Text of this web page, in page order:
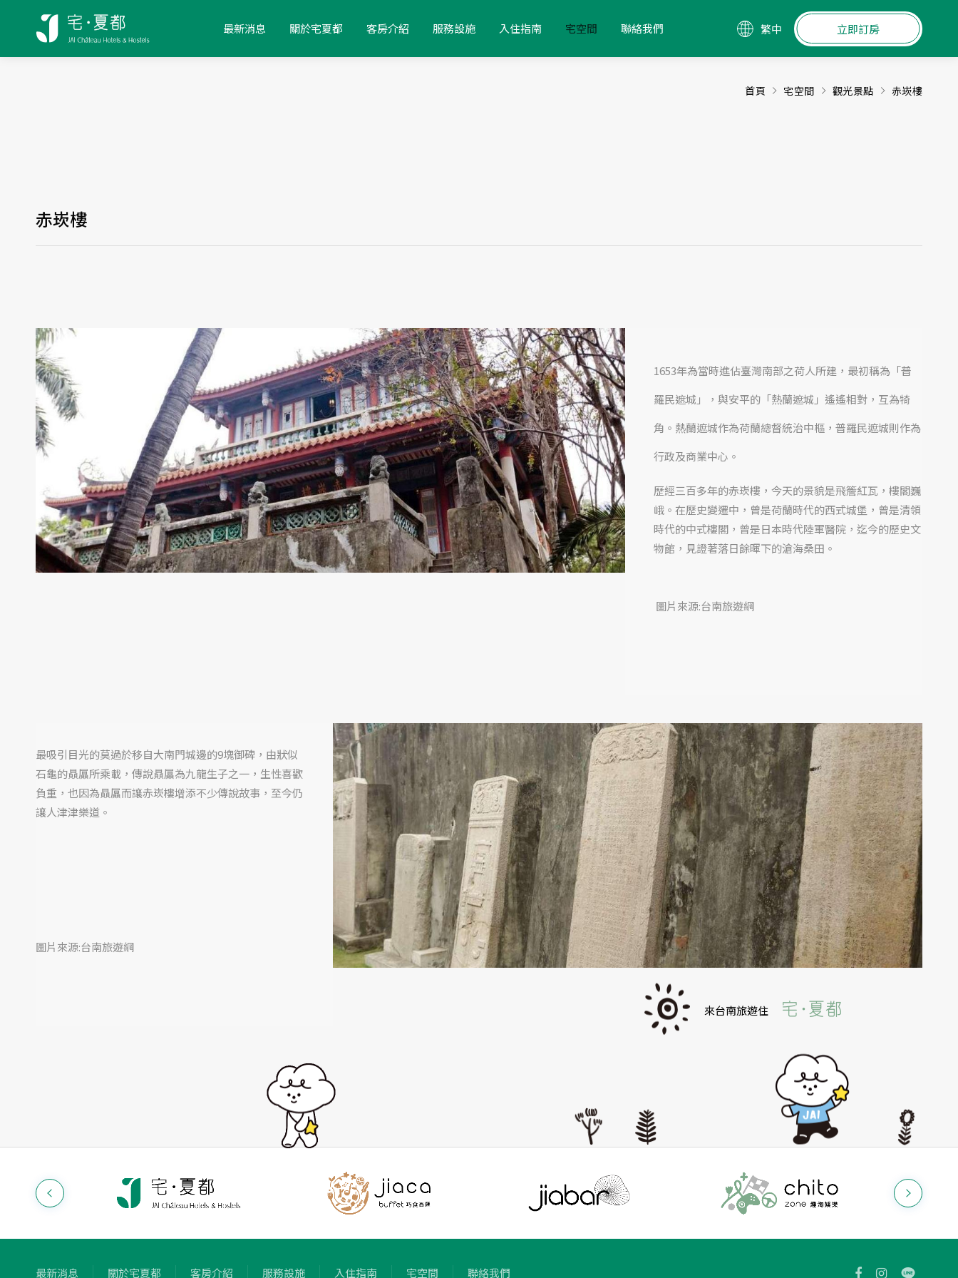
最新消息 關於宅夏都 客房介紹 服務設施 入住指南 宅空間 聯絡我們 繁中 立即訂房
首頁 宅空間 觀光景點 赤崁樓
赤崁樓
1653年為當時進佔臺灣南部之荷人所建，最初稱為「普
羅民遮城」，與安平的「熱蘭遮城」遙遙相對，互為犄
角。熱蘭遮城作為荷蘭總督統治中樞，普羅民遮城則作為
行政及商業中心。
歷經三百多年的赤崁樓，今天的景貌是飛簷紅瓦，樓閣巍
峨。在歷史變遷中，曾是荷蘭時代的西式城堡，曾是清領
時代的中式樓閣，曾是日本時代陸軍醫院，迄今的歷史文
物館，見證著落日餘暉下的滄海桑田。
圖片來源:台南旅遊網
最吸引目光的莫過於移自大南門城邊的9塊御碑，由狀似
石龜的贔屭所乘載，傳說贔屭為九龍生子之一，生性喜歡
負重，也因為贔屭而讓赤崁樓增添不少傳說故事，至今仍
讓人津津樂道。
圖片來源:台南旅遊網
立即訂房
reserve
來台南旅遊住
最新消息 關於宅夏都 客房介紹 服務設施 入住指南 宅空間 聯絡我們